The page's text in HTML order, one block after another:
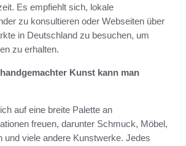
Es empfiehlt sich, lokale
zu konsultieren oder Webseiten über
in Deutschland zu besuchen, um
zu erhalten.
Kunst kann man
auf eine breite Palette an
freuen, darunter Schmuck, Möbel,
und viele andere Kunstwerke. Jedes